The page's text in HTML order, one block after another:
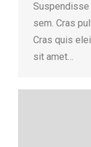
Suspendisse
sem. Cras
Cras quis
sit amet…